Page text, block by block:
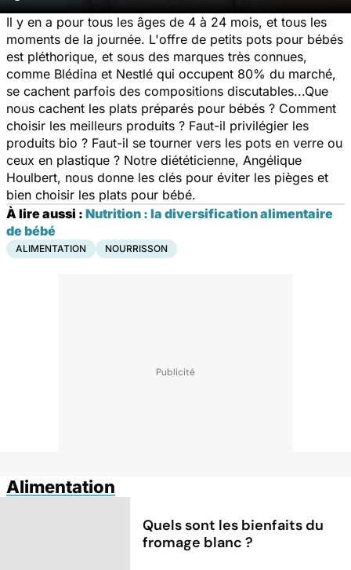
Il y en a pour tous les âges de 4 à 24 mois, et tous les
moments de la journée. L'offre de petits pots pour bébés
est pléthorique, et sous des marques très connues,
comme Blédina et Nestlé qui occupent 80% du marché,
se cachent parfois des compositions discutables...Que
nous cachent les plats préparés pour bébés ? Comment
choisir les meilleurs produits ? Faut-il privilégier les
produits bio ? Faut-il se tourner vers les pots en verre ou
ceux en plastique ? Notre diététicienne, Angélique
Houlbert, nous donne les clés pour éviter les pièges et
bien choisir les plats pour bébé.
À lire aussi : Nutrition : la diversification alimentaire
de bébé
ALIMENTATION NOURRISSON
Alimentation
Quels sont les bienfaits du
fromage blanc ?